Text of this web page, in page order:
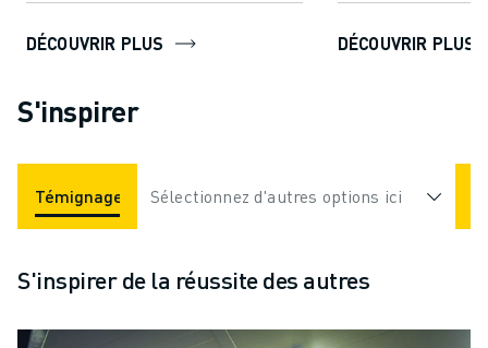
DÉCOUVRIR PLUS DÉCOUVRIR PLUS
S'inspirer
Témignages Industries Vidéos
Sélectionnez d'autres options ici
S'inspirer de la réussite des autres